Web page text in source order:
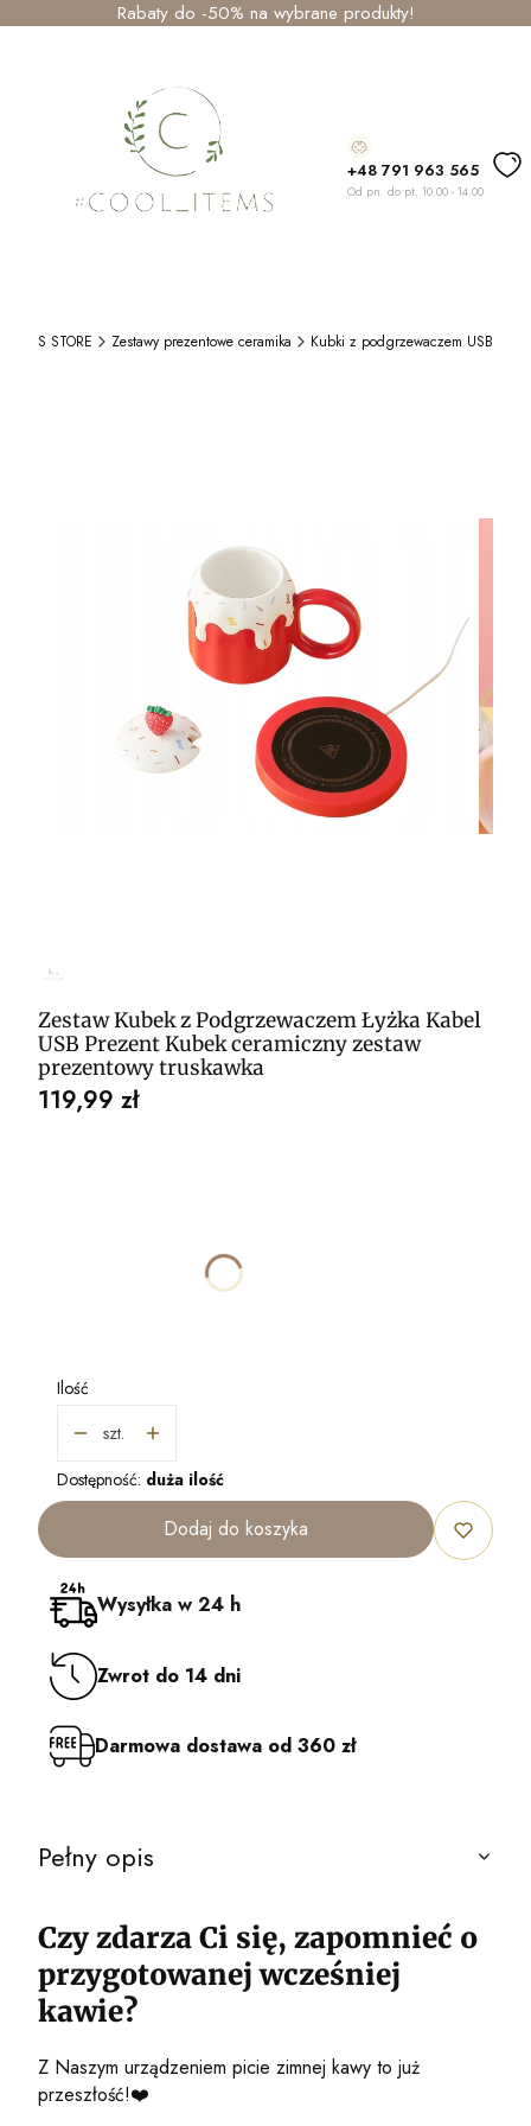
Rabaty do -50% na wybrane produkty!
+48 791 963 565
Od pn. do pt. 10.00 - 14.00
STORE Zestawy prezentowe ceramika Kubki z podgrzewaczem USB
Zestaw Kubek z Podgrzewaczem Łyżka Kabel
USB Prezent Kubek ceramiczny zestaw
prezentowy truskawka
Cena
119,99 zł
Ilość
szt.
Dostępność: duża ilość
Dodaj do koszyka
Wysyłka w 24 h
Zwrot do 14 dni
Darmowa dostawa od 360 zł
Pełny opis
Czy zdarza Ci się, zapomnieć o
przygotowanej wcześniej
kawie?
Z Naszym urządzeniem picie zimnej kawy to już
przeszłość!❤️